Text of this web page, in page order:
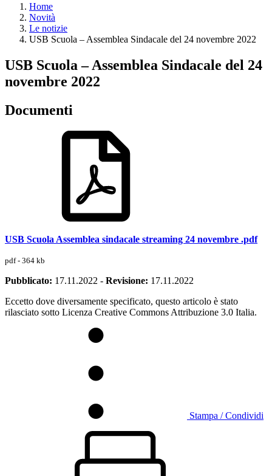
Home
Novità
Le notizie
USB Scuola – Assemblea Sindacale del 24 novembre 2022
USB Scuola – Assemblea Sindacale del 24
novembre 2022
Documenti
USB Scuola Assemblea sindacale streaming 24 novembre .pdf
pdf - 364 kb
Pubblicato: 17.11.2022 - Revisione: 17.11.2022
Eccetto dove diversamente specificato, questo articolo è stato
rilasciato sotto Licenza Creative Commons Attribuzione 3.0 Italia.
Stampa / Condividi